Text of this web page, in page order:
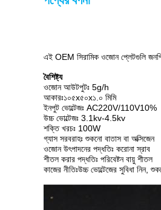
এই OEM সিরামিক ওজোন প্লেটগুলি
বৈশিষ্ট্য
ওজোন আউটপুটঃ 5g/h
আকারঃ১০৫x৫০x১.০ মিমি
ইনপুট ভোল্টেজঃ AC220V/110V10%
উচ্চ ভোল্টেজঃ 3.1kv-4.5kv
শক্তি খরচঃ 100W
গ্যাস সরবরাহঃ শুকনো বাতাস বা অক্সিজেন
ওজোন উৎপাদনের পদ্ধতিঃ করোনা স্রাব
শীতল করার পদ্ধতিঃ পরিবেষ্টন বায়ু শীতল
কাজের নীতিঃউচ্চ ভোল্টেজের সুবিধা নিন,